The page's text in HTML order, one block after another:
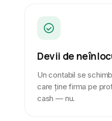
Devii de
Un contabil se
care ține firma pe
cash — nu.